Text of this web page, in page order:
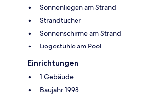
Sonnenliegen am Strand
Strandtücher
Sonnenschirme am Strand
Liegestühle am Pool
Einrichtungen
1 Gebäude
Baujahr 1998